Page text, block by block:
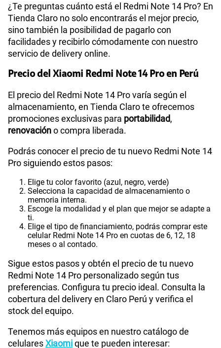
¿Te preguntas cuánto está el Redmi Note 14 Pro? En
Tienda Claro no solo encontrarás el mejor precio,
sino también la posibilidad de pagarlo con
facilidades y recibirlo cómodamente con nuestro
servicio de delivery online.
Precio del Xiaomi Redmi Note 14 Pro en Perú
El precio del Redmi Note 14 Pro varía según el
almacenamiento, en Tienda Claro te ofrecemos
promociones exclusivas para portabilidad,
renovacióno compra liberada.
Podrás conocer el precio de tu nuevo Redmi Note 14
Pro siguiendo estos pasos:
Elige tu color favorito (azul, negro, verde)
Selecciona la capacidad de almacenamiento o
memoria interna.
Escoge la modalidad y el plan que mejor se adapte a
ti.
Elige el tipo de financiamiento, podrás comprar este
celular Redmi Note 14 Pro en cuotas de 6, 12, 18
meses o al contado.
Sigue estos pasos y obtén el precio de tu nuevo
Redmi Note 14 Pro personalizado según tus
preferencias. Configura tu precio ideal. Consulta la
cobertura del delivery en Claro Perú y verifica el
stock del equipo.
Tenemos más equipos en nuestro catálogo de
celularesXiaomique te pueden interesar: